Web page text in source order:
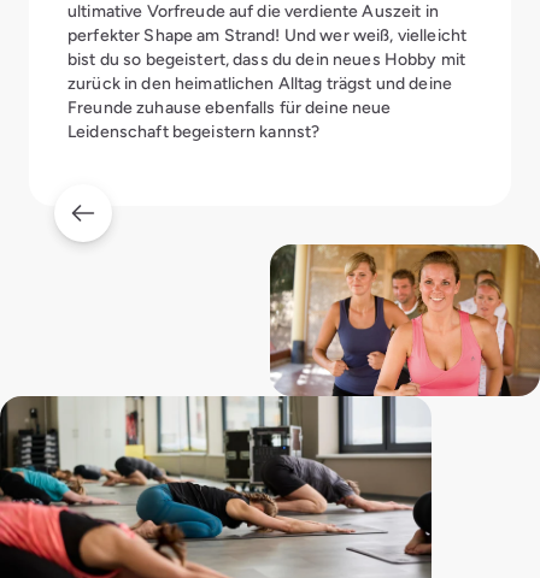
ultimative Vorfreude auf die verdiente Auszeit in
perfekter Shape am Strand! Und wer weiß, vielleicht
bist du so begeistert, dass du dein neues Hobby mit
zurück in den heimatlichen Alltag trägst und deine
Freunde zuhause ebenfalls für deine neue
Leidenschaft begeistern kannst?